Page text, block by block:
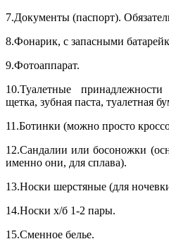
7.Документы (паспорт).
8.Фонарик, с запасными
9.Фотоаппарат.
10.Туалетные
щетка, зубная паста, туалетная
11.Ботинки (можно просто
12.Сандалии или босоножки
именно они, для сплава).
13.Носки шерстяные (для
14.Носки х/б 1-2 пары.
15.Сменное белье.